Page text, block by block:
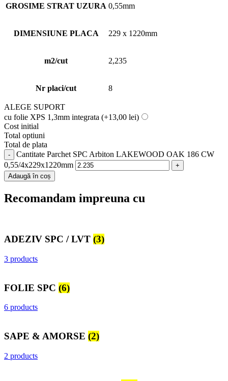
GROSIME STRAT UZURA 0,55mm
DIMENSIUNE PLACA 229 x 1220mm
m2/cut 2,235
Nr placi/cut 8
ALEGE SUPORT
cu folie XPS 1,3mm integrata (+13,00 lei)
Cost initial
Total optiuni
Total de plata
Cantitate Parchet SPC Arbiton LAKEWOOD OAK 186 CW
0,55/4x229x1220mm
Adaugă în coș
Recomandam impreuna cu
ADEZIV SPC / LVT (3)
3 products
FOLIE SPC (6)
6 products
SAPE & AMORSE (2)
2 products